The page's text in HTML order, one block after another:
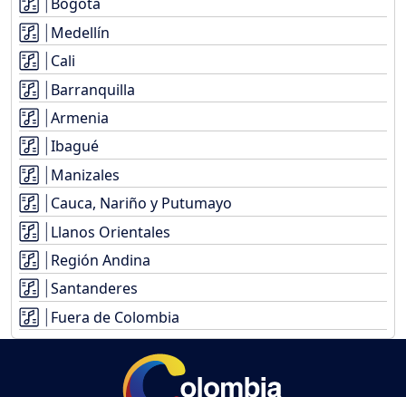
Bogotá
Medellín
Cali
Barranquilla
Armenia
Ibagué
Manizales
Cauca, Nariño y Putumayo
Llanos Orientales
Región Andina
Santanderes
Fuera de Colombia